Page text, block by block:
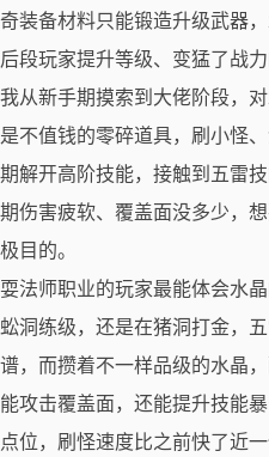
奇装备材料只能锻造升级武器
后段玩家提升等级、变猛了战力
我从新手期摸索到大佬阶段，
是不值钱的零碎道具，刷小怪
期解开高阶技能，接触到五雷
期伤害疲软、覆盖面没多少，
极目的。
耍法师职业的玩家最能体会水
蚣洞练级，还是在猪洞打金，
谱，而攒着不一样品级的水晶
能攻击覆盖面，还能提升技能
点位，刷怪速度比之前快了近